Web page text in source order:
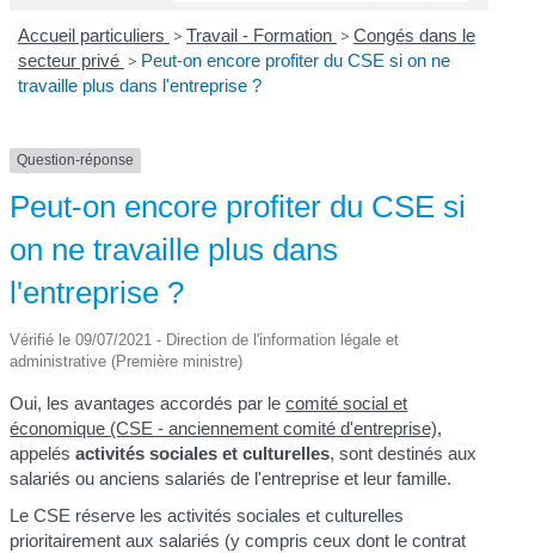
Accueil particuliers > Travail - Formation > Congés dans le
secteur privé > Peut-on encore profiter du CSE si on ne
travaille plus dans l'entreprise ?
Question-réponse
Peut-on encore profiter du CSE si
on ne travaille plus dans
l'entreprise ?
Vérifié le 09/07/2021 - Direction de l'information légale et
administrative (Première ministre)
Oui, les avantages accordés par lecomité social et
économique (CSE - anciennement comité d'entreprise),
appelésactivités sociales et culturelles, sont destinés aux
salariés ou anciens salariés de l'entreprise et leur famille.
Le CSE réserve les activités sociales et culturelles
prioritairement aux salariés (y compris ceux dont le contrat